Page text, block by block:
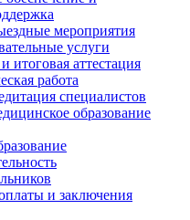
мероприятия
услуги
итоговая аттестация
работа
специалистов
образование
и заключения